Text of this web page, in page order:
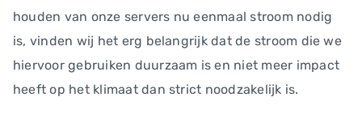
houden van onze servers nu eenmaal stroom nodig
is, vinden wij het erg belangrijk dat de stroom die we
hiervoor gebruiken duurzaam is en niet meer impact
heeft op het klimaat dan strict noodzakelijk is.